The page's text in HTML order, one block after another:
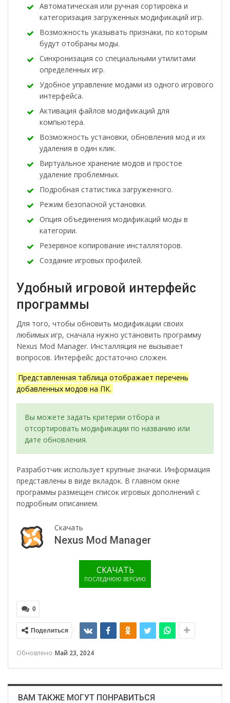
Автоматическая или ручная сортировка и
категоризация загруженных модификаций игр.
Возможность указывать признаки, по которым
будут отобраны моды.
Синхронизация со специальными утилитами
определенных игр.
Удобное управление модами из одного игрового
интерфейса.
Активация файлов модификаций для
компьютера.
Возможность установки, обновления мод и их
удаления в один клик.
Виртуальное хранение модов и простое
удаление проблемных.
Подробная статистика загруженного.
Режим безопасной установки.
Опция объединения модификаций моды в
категории.
Резервное копирование инсталляторов.
Создание игровых профилей.
Удобный игровой интерфейс
программы
Для того, чтобы обновить модификации своих
любимых игр, сначала нужно установить программу
Nexus Mod Manager. Инсталляция не вызывает
вопросов. Интерфейс достаточно сложен.
Представленная таблица отображает перечень
добавленных модов на ПК.
Вы можете задать критерии отбора и
отсортировать модификации по названию или
дате обновления.
Разработчик использует крупные значки. Информация
представлены в виде вкладок. В главном окне
программы размещен список игровых дополнений с
подробным описанием.
Скачать
Nexus Mod Manager
СКАЧАТЬ
ПОСЛЕДНЮЮ ВЕРСИЮ
0
Поделиться
Обновлено Май 23, 2024
ВАМ ТАКЖЕ МОГУТ ПОНРАВИТЬСЯ